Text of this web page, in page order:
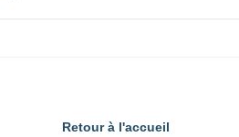
Retour à l'accueil